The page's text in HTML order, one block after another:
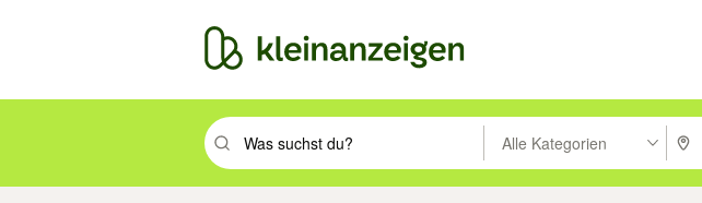
Suchbegriff eingeben. Eingabetaste drücken um zu suchen, oder
Alle Kategorien